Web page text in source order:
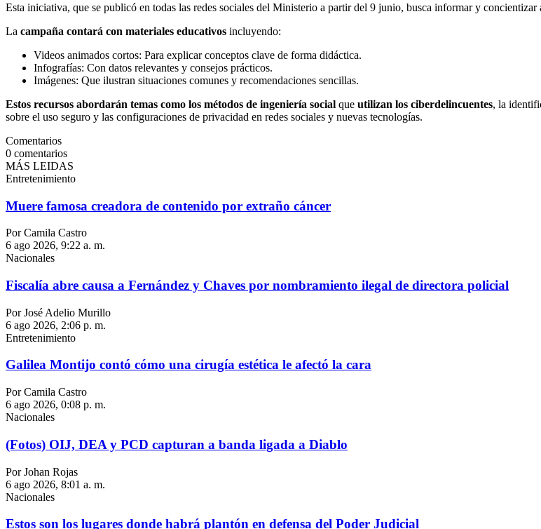
Esta iniciativa, que se publicó en todas las redes sociales del Ministerio a partir del 9 junio, busca informar y
La campaña contará con materiales educativos incluyendo:
Videos animados cortos: Para explicar conceptos clave de forma didáctica.
Infografías: Con datos relevantes y consejos prácticos.
Imágenes: Que ilustran situaciones comunes y recomendaciones sencillas.
Estos recursos abordarán temas como los métodos de ingeniería social que utilizan los ciberdelincuentes, la
sobre el uso seguro y las configuraciones de privacidad en redes sociales y nuevas tecnologías.
Comentarios
0 comentarios
MÁS LEIDAS
Entretenimiento
Muere famosa creadora de contenido por extraño cáncer
Por Camila Castro
6 ago 2026, 9:22 a. m.
Nacionales
Fiscalía abre causa a Fernández y Chaves por nombramiento ilegal de directora policial
Por José Adelio Murillo
6 ago 2026, 2:06 p. m.
Entretenimiento
Galilea Montijo contó cómo una cirugía estética le afectó la cara
Por Camila Castro
6 ago 2026, 0:08 p. m.
Nacionales
(Fotos) OIJ, DEA y PCD capturan a banda ligada a Diablo
Por Johan Rojas
6 ago 2026, 8:01 a. m.
Nacionales
Estos son los lugares donde habrá plantón en defensa del Poder Judicial